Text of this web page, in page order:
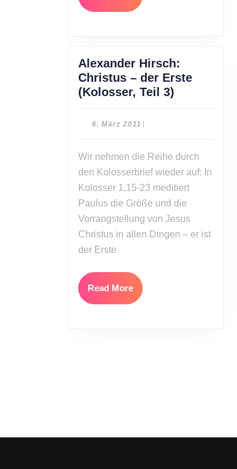
More
Alexander Hirsch:
Christus – der Erste
(Kolosser, Teil 3)
Erste
(Kolosser,
Teil
3)
6. März 2011 6.
Wir nehmen die Reihe durch
den Kolosserbrief wieder auf: In
Kolosser 1,15-23 meditiert
Paulus die Größe und die
Vorrangstellung von Jesus
Christus in allen Dingen – er ist
der Erste
Read MoreRead
More